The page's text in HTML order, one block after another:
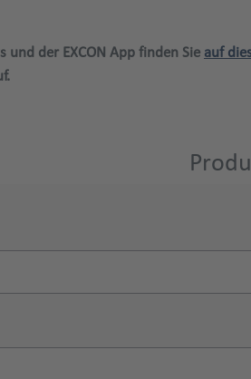
der EXCON App finden Sie auf